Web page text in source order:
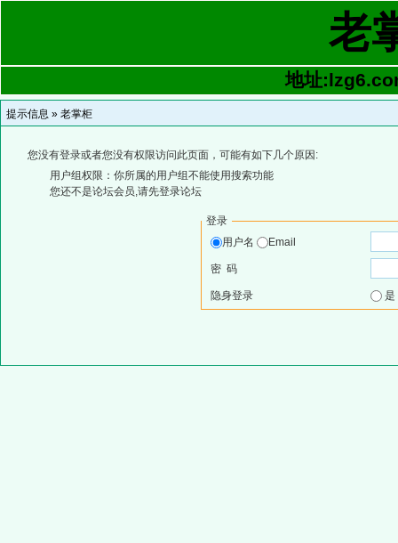
老
地址
提示信息 » 老掌柜
您没有登录或者您没有权限访问此页面，可能有如下几个原因:
用户组权限：你所属的用户组不能使用搜索功能
您还不是论坛会员,请先登录论坛
登录
用户名
Email
密 码
隐身登录